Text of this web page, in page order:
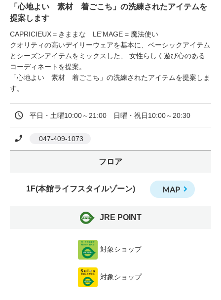
「心地よい 素材 着ごこち」の洗練されたアイテムを
提案します
CAPRICIEUX＝きままな　LE’MAGE = 魔法使い
クオリティの高いデイリーウェアを基本に、ベーシックアイテム
とシーズンアイテムをミックスした、 女性らしく遊び心のある
コーディネートを提案。
「心地よい　素材　着ごこち」の洗練されたアイテムを提案しま
す。
平日・土曜10:00～21:00　日曜・祝日10:00～20:30
047-409-1073
フロア
1F(本館ライフスタイルゾーン) MAP
JRE POINT
対象ショップ
対象ショップ